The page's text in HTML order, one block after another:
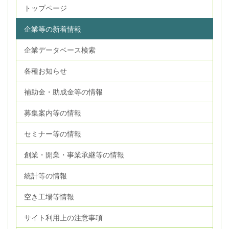
トップページ
企業等の新着情報
企業データベース検索
各種お知らせ
補助金・助成金等の情報
募集案内等の情報
セミナー等の情報
創業・開業・事業承継等の情報
統計等の情報
空き工場等情報
サイト利用上の注意事項